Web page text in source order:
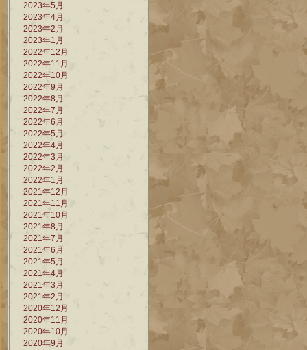
2023年5月
2023年4月
2023年2月
2023年1月
2022年12月
2022年11月
2022年10月
2022年9月
2022年8月
2022年7月
2022年6月
2022年5月
2022年4月
2022年3月
2022年2月
2022年1月
2021年12月
2021年11月
2021年10月
2021年8月
2021年7月
2021年6月
2021年5月
2021年4月
2021年3月
2021年2月
2020年12月
2020年11月
2020年10月
2020年9月